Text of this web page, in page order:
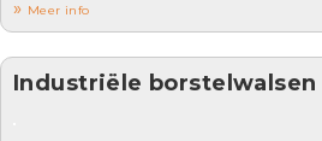
Meer info
Industriële borstelwalsen